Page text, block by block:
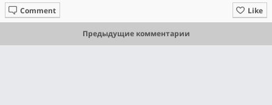
Like
Comment
Предыдущие комментарии